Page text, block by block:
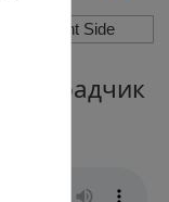
Hide Right Side